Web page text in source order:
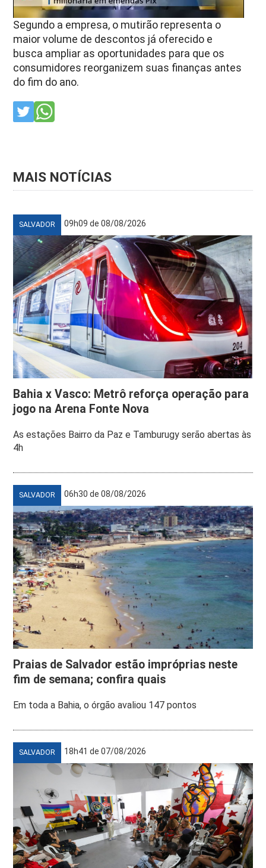
Segundo a empresa, o mutirão representa o
maior volume de descontos já oferecido e
busca ampliar as oportunidades para que os
consumidores reorganizem suas finanças antes
do fim do ano.
MAIS NOTÍCIAS
SALVADOR 09h09 de 08/08/2026
Bahia x Vasco: Metrô reforça operação para
jogo na Arena Fonte Nova
As estações Bairro da Paz e Tamburugy serão abertas às
4h
SALVADOR 06h30 de 08/08/2026
Praias de Salvador estão impróprias neste
fim de semana; confira quais
Em toda a Bahia, o órgão avaliou 147 pontos
SALVADOR 18h41 de 07/08/2026